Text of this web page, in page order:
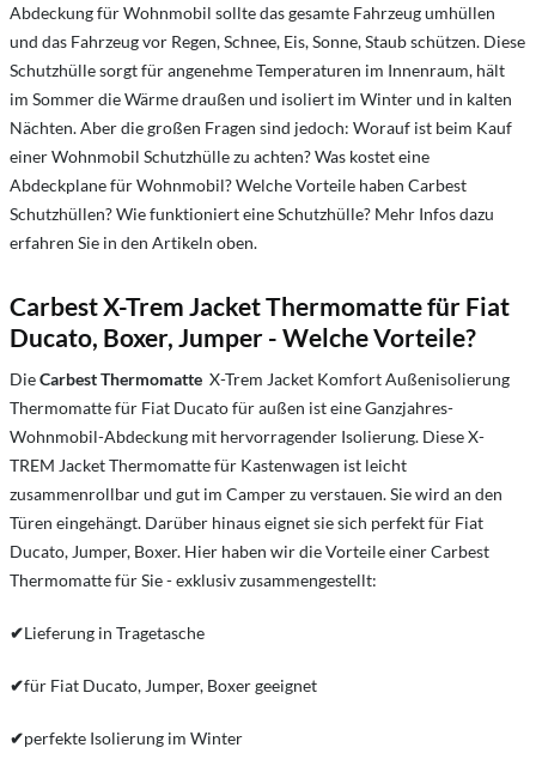
Abdeckung für Wohnmobil sollte das gesamte Fahrzeug umhüllen
und das Fahrzeug vor Regen, Schnee, Eis, Sonne, Staub schützen. Diese
Schutzhülle sorgt für angenehme Temperaturen im Innenraum, hält
im Sommer die Wärme draußen und isoliert im Winter und in kalten
Nächten. Aber die großen Fragen sind jedoch: Worauf ist beim Kauf
einer Wohnmobil Schutzhülle zu achten? Was kostet eine
Abdeckplane für Wohnmobil? Welche Vorteile haben Carbest
Schutzhüllen? Wie funktioniert eine Schutzhülle? Mehr Infos dazu
erfahren Sie in den Artikeln oben.
Carbest X-Trem Jacket Thermomattefür Fiat
Ducato, Boxer, Jumper - Welche Vorteile?
DieCarbest Thermomatte X-Trem Jacket Komfort Außenisolierung
Thermomatte für Fiat Ducato für außen ist eine Ganzjahres-
Wohnmobil-Abdeckung mit hervorragender Isolierung. Diese X-
TREM Jacket Thermomatte für Kastenwagen ist leicht
zusammenrollbar und gut im Camper zu verstauen. Sie wird an den
Türen eingehängt. Darüber hinaus eignet sie sich perfekt für Fiat
Ducato, Jumper, Boxer. Hier haben wir die Vorteile einer Carbest
Thermomatte für Sie - exklusiv zusammengestellt:
✔Lieferung in Tragetasche
✔für Fiat Ducato, Jumper, Boxer geeignet
✔perfekte Isolierung im Winter